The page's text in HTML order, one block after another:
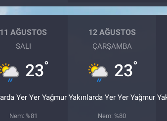
11 AĞUSTOS
SALI
23°
Yer Yer Yağmur
Nem: %81
12 AĞUSTOS
ÇARŞAMBA
23°
Yakınlarda Yer Yer Yağmur
Nem: %80